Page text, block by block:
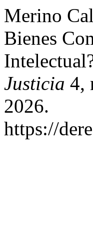
Merino
Bienes
Justicia 4,
2026.
https://